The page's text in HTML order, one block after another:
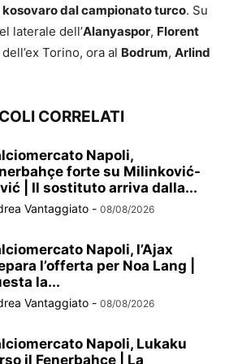
dal campionato turco. Su
laterale dell’Alanyaspor, Florent
Torino, ora al Bodrum, Arlind
CORRELATI
Napoli,
forte su Milinković-
| Il sostituto arriva dalla...
Vantaggiato - 08/08/2026
Napoli, l’Ajax
l’offerta per Noa Lang |
la...
Vantaggiato - 08/08/2026
Napoli, Lukaku
il Fenerbahçe | La